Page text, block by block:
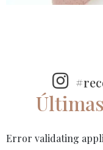
Error validating